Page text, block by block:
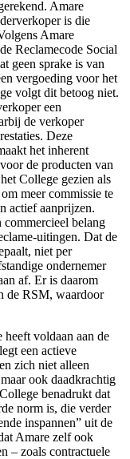
Amare
is die
Amare
Reclamecode Social
geen sprake is van
vergoeding voor het
volgt dit betoog niet.
een
de verkoper
Deze
het inherent
de producten van
College gezien als
meer commissie te
actief aanprijzen.
commercieel belang
uitingen. Dat de
niet per
ondernemer
af. Er is daarom
de RSM, waardoor
voldaan aan de
een actieve
zich niet alleen
ook daadkrachtig
benadrukt dat
norm is, die verder
inspannen” uit de
Amare zelf ook
– zoals contractuele